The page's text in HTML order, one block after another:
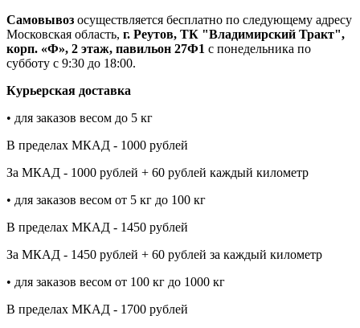
Самовывоз осуществляется бесплатно по следующему адресу
Московская область, г. Реутов, ТК "Владимирский Тракт",
корп. «Ф», 2 этаж, павильон 27Ф1 с понедельника по
субботу с 9:30 до 18:00.
Курьерская доставка
• для заказов весом до 5 кг
В пределах МКАД - 1000 рублей
За МКАД - 1000 рублей + 60 рублей каждый километр
• для заказов весом от 5 кг до 100 кг
В пределах МКАД - 1450 рублей
За МКАД - 1450 рублей + 60 рублей за каждый километр
• для заказов весом от 100 кг до 1000 кг
В пределах МКАД - 1700 рублей